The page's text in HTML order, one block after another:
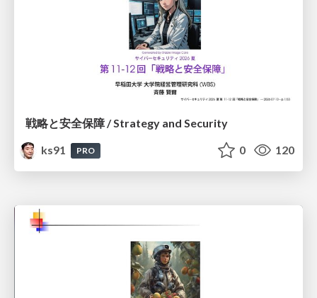
戦略と安全保障 / Strategy and Security
ks91
PRO 0 120